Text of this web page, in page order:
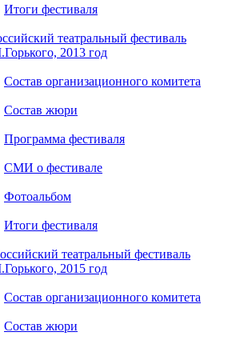
Итоги фестиваля
театральный фестиваль
2013 год
Состав организационного комитета
Состав жюри
Программа фестиваля
СМИ о фестивале
Фотоальбом
Итоги фестиваля
театральный фестиваль
2015 год
Состав организационного комитета
Состав жюри